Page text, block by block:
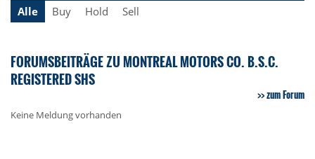
Alle
Buy Hold Sell
FORUMSBEITRÄGE ZU MONTREAL MOTORS CO. B.S.C.
REGISTERED SHS
zum Forum
Keine Meldung vorhanden